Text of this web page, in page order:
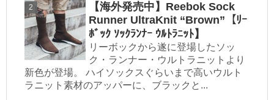
【海外発売中】Reebok Sock
Runner UltraKnit “Brown”【ﾘｰ
ﾎﾞｯｸ ｿｯｸﾗﾝﾅｰ ｳﾙﾄﾗﾆｯﾄ】
リーボックから遂に登場したソッ
ク・ランナー・ウルトラニットより
新色が登場。 ハイソックスぐらいまで高いウルト
ラニット素材のアッパーに、ブラックと...